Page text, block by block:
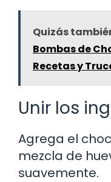
Quizás
Bombas de
Recetas y
Unir los
Agrega el
mezcla de
suavemente.